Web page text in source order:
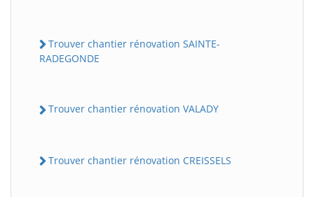
Trouver chantier rénovation SAINTE-
RADEGONDE
Trouver chantier rénovation VALADY
Trouver chantier rénovation CREISSELS